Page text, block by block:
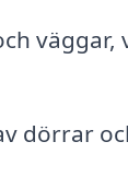
väggar,
dörrar